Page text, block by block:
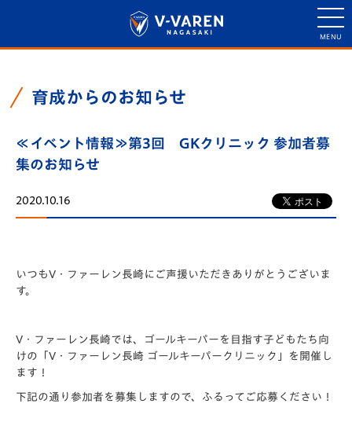
育成からのお知らせ
≪イベント情報≫第3回 GKクリニック 参加者募
集のお知らせ
2020.10.16
いつもV・ファーレン長崎にご声援いただきありがとうございま
す。
V・ファーレン長崎では、ゴールキーパーを目指す子どもたち向
けの「V・ファーレン長崎 ゴールキーパークリニック」を開催し
ます！
下記の通り参加者を募集しますので、ふるってご応募ください！